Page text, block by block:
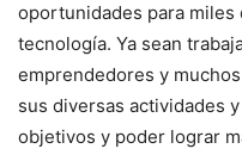
oportunidades para miles
tecnología. Ya sean
emprendedores y
sus diversas actividades
objetivos y poder lograr